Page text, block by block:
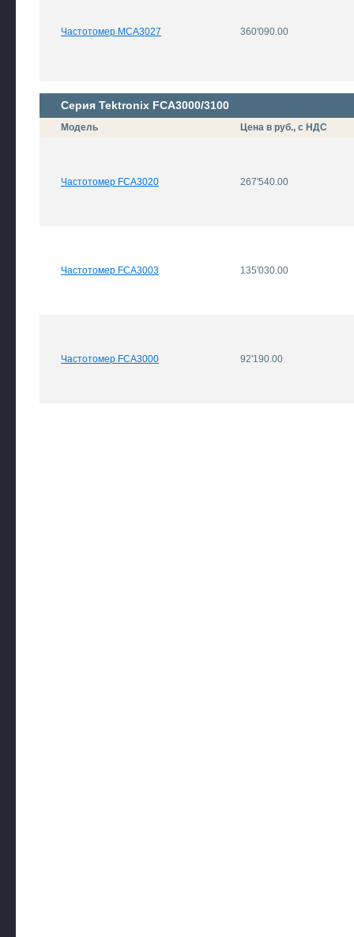
Частотомер MCA3027 360'090.00
Серия Tektronix FCA3000/3100
Модель Цена в руб., с НДС
Частотомер FCA3020 267'540.00
Частотомер FCA3003 135'030.00
Частотомер FCA3000 92'190.00